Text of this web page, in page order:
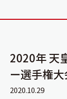
2020年 天
ー選手権
2020.10.29